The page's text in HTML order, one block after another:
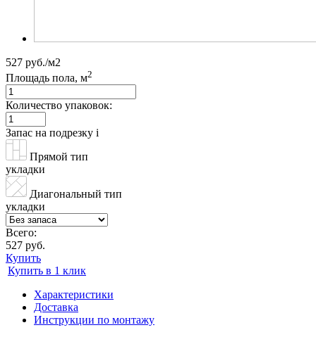
527 руб./м2
Площадь пола, м2
Количество упаковок:
Запас на подрезку i
Прямой тип
укладки
Диагональный тип
укладки
Всего:
527 руб.
Купить
Купить в 1 клик
Характеристики
Доставка
Инструкции по монтажу